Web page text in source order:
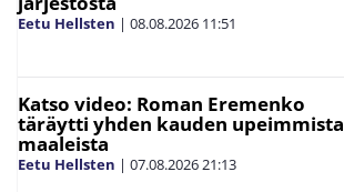
Eetu Hellsten | 08.08.2026 11:51
Katso video: Roman Eremenko
täräytti yhden kauden upeimmista
maaleista
Eetu Hellsten | 07.08.202621:13